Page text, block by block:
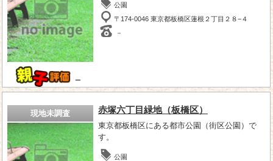
－
公園
〒174-0046 東京都板橋区蓮根２丁目２８−４
－
現地未調査 赤塚六丁目緑地（板橋区）
東京都板橋区にある都市公園（街区公園）で
す。
公園